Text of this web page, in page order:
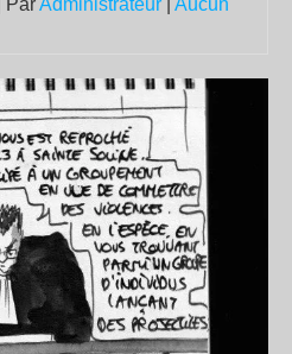
| ParAdministrateur
Aucun